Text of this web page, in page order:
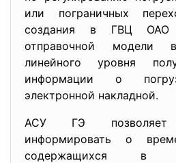
или пограничных
создания в ГВЦ ОАО
отправочной модели
линейного уровня
информации о
электронной накладной.
АСУ ГЭ позволяет
информировать о
содержащихся в